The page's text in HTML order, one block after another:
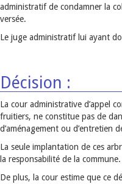
administratif de condamner la
versée.
Le juge administratif lui ayant
Décision :
La cour administrative d’appel
fruitiers, ne constitue pas de
d’aménagement ou d’entretien
La seule implantation de ces
la responsabilité de la commune.
De plus, la cour estime que ce